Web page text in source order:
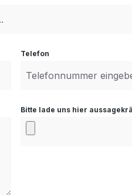
Telefon
Bitte lade uns hier